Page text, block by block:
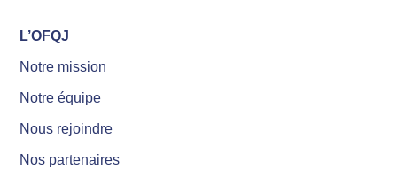
L’OFQJ
Notre mission
Notre équipe
Nous rejoindre
Nos partenaires